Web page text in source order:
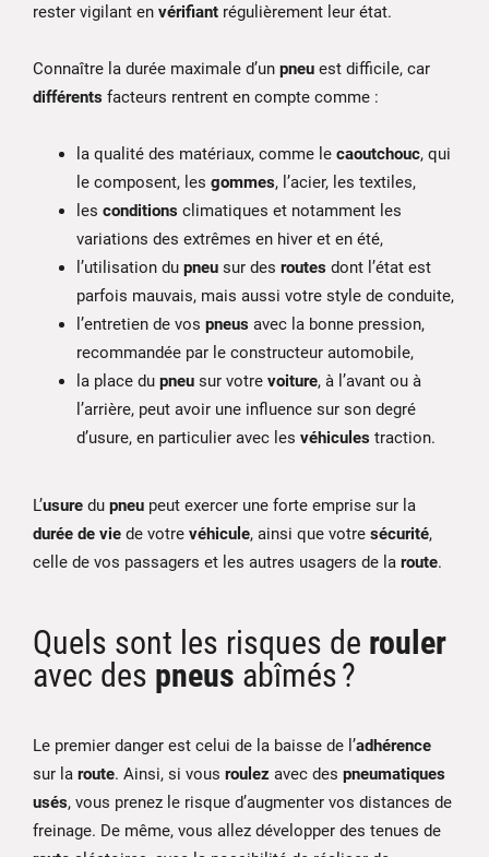
rester vigilant en vérifiant régulièrement leur état.
Connaître la durée maximale d’un pneu est difficile, car
différents facteurs rentrent en compte comme :
la qualité des matériaux, comme le caoutchouc, qui
le composent, les gommes, l’acier, les textiles,
les conditions climatiques et notamment les
variations des extrêmes en hiver et en été,
l’utilisation du pneu sur des routes dont l’état est
parfois mauvais, mais aussi votre style de conduite,
l’entretien de vos pneus avec la bonne pression,
recommandée par le constructeur automobile,
la place du pneu sur votre voiture, à l’avant ou à
l’arrière, peut avoir une influence sur son degré
d’usure, en particulier avec les véhicules traction.
L’usure du pneu peut exercer une forte emprise sur la
durée de vie de votre véhicule, ainsi que votre sécurité,
celle de vos passagers et les autres usagers de la route.
Quels sont les risques de rouler
avec des pneus abîmés ?
Le premier danger est celui de la baisse de l’adhérence
sur la route. Ainsi, si vous roulez avec des pneumatiques
usés, vous prenez le risque d’augmenter vos distances de
freinage. De même, vous allez développer des tenues de